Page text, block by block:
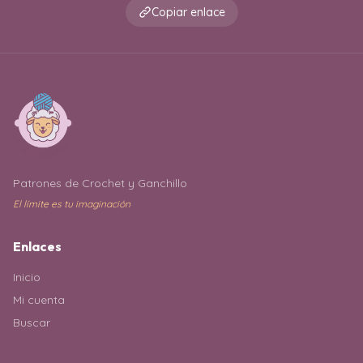
Copiar enlace
Patrones de Crochet y Ganchillo
El límite es tu imaginación
Enlaces
Inicio
Mi cuenta
Buscar